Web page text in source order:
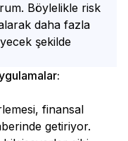
Böylelikle risk
daha fazla
şekilde
finansal
getiriyor.